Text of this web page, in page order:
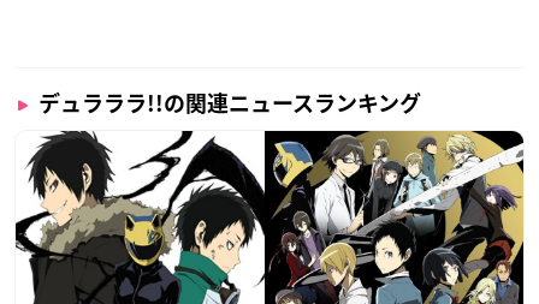
デュラララ!!の関連ニュースランキング